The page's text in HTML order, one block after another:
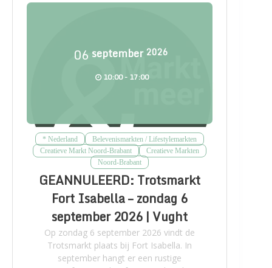
06 september 2026
10:00 - 17:00
* Nederland
Belevenismarkten / Lifestylemarkten
Creatieve Markt Noord-Brabant
Creatieve Markten
Noord-Brabant
GEANNULEERD: Trotsmarkt
Fort Isabella – zondag 6
september 2026 | Vught
Op zondag 6 september 2026 vindt de
Trotsmarkt plaats bij Fort Isabella. In
september hangt er een rustige